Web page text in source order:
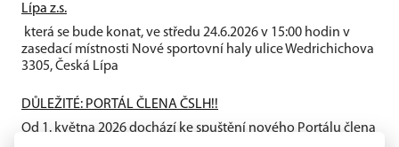
Lípa z.s.
která se bude konat, ve středu 24.6.2026 v 15:00 hodin v
zasedací místnosti Nové sportovní haly ulice Wedrichichova
3305, Česká Lípa
DŮLEŽITÉ: PORTÁL ČLENA ČSLH!!
Od 1. května 2026 dochází ke spuštění nového Portálu člena